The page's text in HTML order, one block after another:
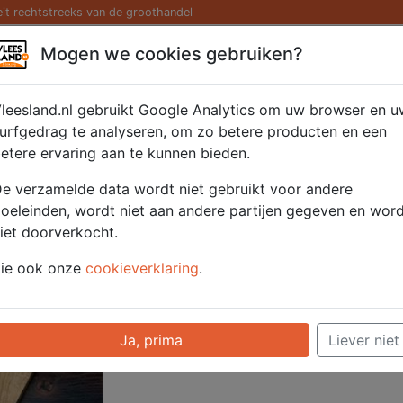
rechtstreeks van de groothandel
Kaas/ Zuivel Saté/ Barbecue Diversen
2-3 persoons 750
Categorie
Gezellig - Gezellig
Selecteer hier uw afhaalpunt
Mogen we cookies gebruiken?
gebruikt Google Analytics om uw browser en
te analyseren, om zo betere producten en een
ervaring aan te kunnen bieden.
verzamelde data wordt niet gebruikt voor andere
wordt niet aan andere partijen gegeven en
doorverkocht.
ook onze cookieverklaring.
Ja, prima Liever niet